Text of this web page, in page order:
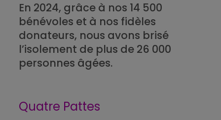
En 2024, grâce à nos 14 500
bénévoles et à nos fidèles
donateurs, nous avons brisé
l’isolement de plus de 26 000
personnes âgées.
Quatre Pattes